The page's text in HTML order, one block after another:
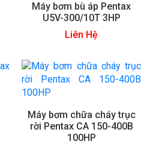
Máy bơm bù áp Pentax
U5V-300/10T 3HP
Liên Hệ
Máy bơm chữa cháy trục
rời Pentax CA 150-400B
100HP